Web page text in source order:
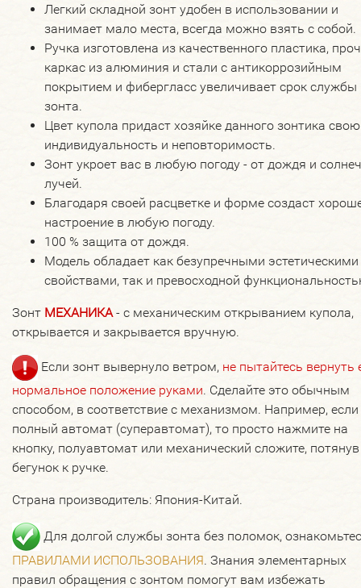
Легкий складной зонт удобен в использовании и
занимает мало места, всегда можно взять с собой.
Ручка изготовлена из качественного пластика,
каркас из алюминия и стали с антикоррозийным
покрытием и фибергласс увеличивает срок службы
зонта.
Цвет купола придаст хозяйке данного зонтика свою
индивидуальность и неповторимость.
Зонт укроет вас в любую погоду - от дождя и
лучей.
Благодаря своей расцветке и форме создаст
настроение в любую погоду.
100 % защита от дождя.
Модель обладает как безупречными эстетическими
свойствами, так и превосходной
Зонт МЕХАНИКА - с механическим открыванием купола,
открывается и закрывается вручную.
Если зонт вывернуло ветром, не пытайтесь вернуть
нормальное положение руками. Сделайте это обычным
способом, в соответствие с механизмом. Например, если
полный автомат (суперавтомат), то просто нажмите на
кнопку, полуавтомат или механический сложите, потянув
бегунок к ручке.
Страна производитель: Япония-Китай.
Для долгой службы зонта без поломок,
ПРАВИЛАМИ ИСПОЛЬЗОВАНИЯ. Знания элементарных
правил обращения с зонтом помогут вам избежать